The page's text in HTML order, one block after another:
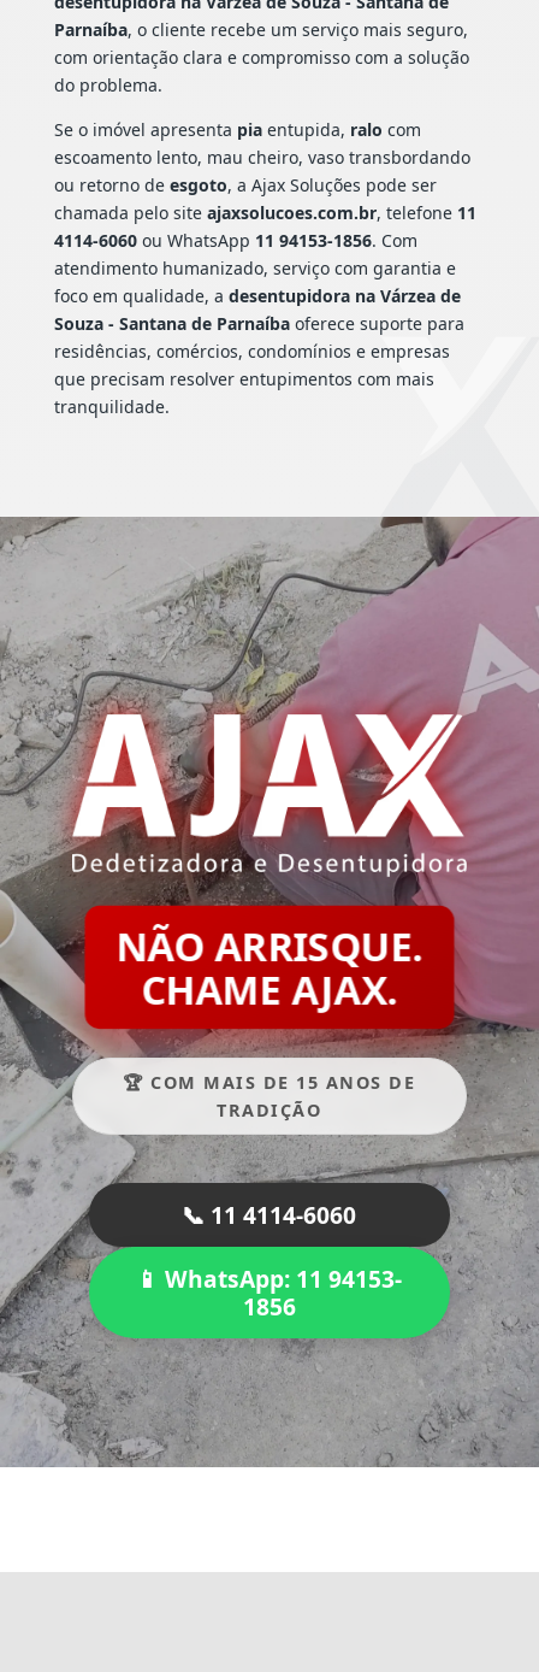
Parnaíba, o cliente recebe um serviço mais seguro,
com orientação clara e compromisso com a solução
do problema.
Se o imóvel apresenta piaentupida, ralo com
escoamento lento, mau cheiro, vaso transbordando
ou retorno de esgoto, a Ajax Soluções pode ser
chamada pelo site ajaxsolucoes.com.br, telefone 11
4114-6060ou WhatsApp 11 94153-1856. Com
atendimento humanizado, serviço com garantia e
foco em qualidade, a desentupidora na Várzea de
Souza - Santana de Parnaíbaoferece suporte para
residências, comércios, condomínios e empresas
que precisam resolver entupimentos com mais
tranquilidade.
NÃO ARRISQUE.
CHAME AJAX.
🏆 COM MAIS DE 15 ANOS DE
TRADIÇÃO
📞 11 4114-6060
📱 WhatsApp: 11 94153-
1856